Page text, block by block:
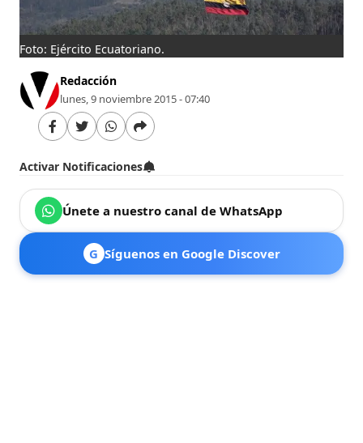
Foto: Ejército Ecuatoriano.
Redacción
lunes, 9 noviembre 2015 - 07:40
Activar Notificaciones
Únete a nuestro canal de WhatsApp
G Síguenos en Google Discover